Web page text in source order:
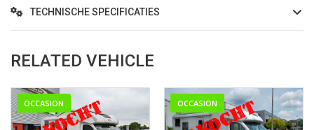
TECHNISCHE SPECIFICATIES
RELATED VEHICLE
OCCASION OCCASION